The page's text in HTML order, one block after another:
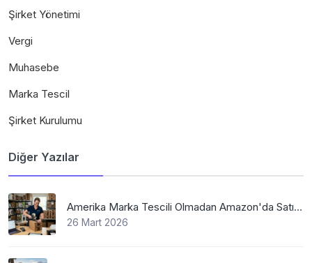
Şirket Yönetimi
Vergi
Muhasebe
Marka Tescil
Şirket Kurulumu
Diğer Yazılar
Amerika Marka Tescili Olmadan Amazon'da Satış Mümkün Mü
26 Mart 2026